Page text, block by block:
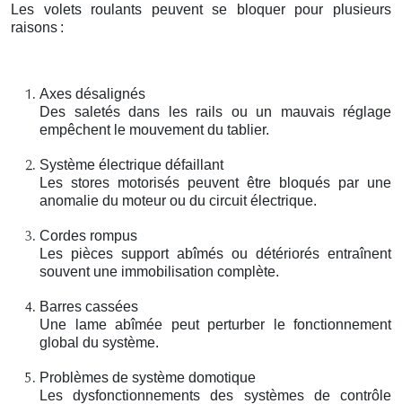
Les volets roulants peuvent se bloquer pour plusieurs
raisons :
Axes désalignés
Des saletés dans les rails ou un mauvais réglage
empêchent le mouvement du tablier.
Système électrique défaillant
Les stores motorisés peuvent être bloqués par une
anomalie du moteur ou du circuit électrique.
Cordes rompus
Les pièces support abîmés ou détériorés entraînent
souvent une immobilisation complète.
Barres cassées
Une lame abîmée peut perturber le fonctionnement
global du système.
Problèmes de système domotique
Les dysfonctionnements des systèmes de contrôle